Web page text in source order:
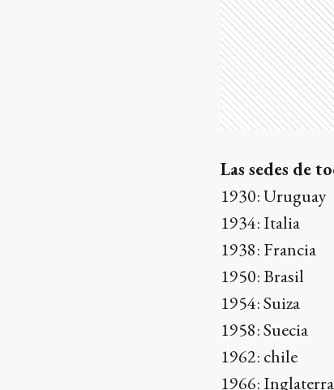
Las sedes de
1930: Uruguay
1934: Italia
1938: Francia
1950: Brasil
1954: Suiza
1958: Suecia
1962: chile
1966: Inglaterra